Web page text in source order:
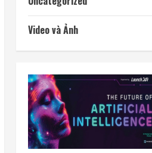
Video và Ảnh